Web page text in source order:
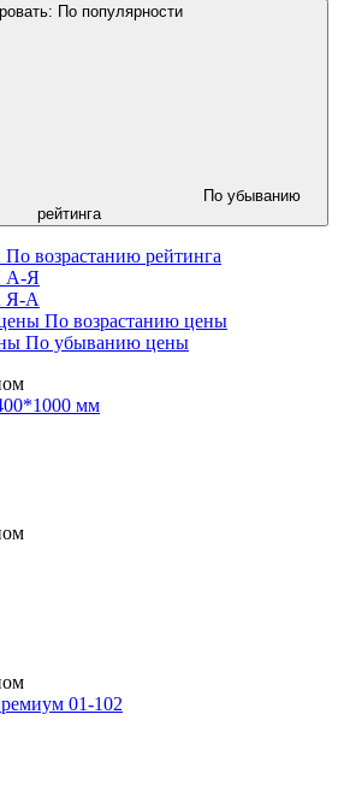
По популярности
По убыванию
рейтинга
По возрастанию рейтинга
А-Я
Я-А
По возрастанию цены
По убыванию цены
мм
01-102